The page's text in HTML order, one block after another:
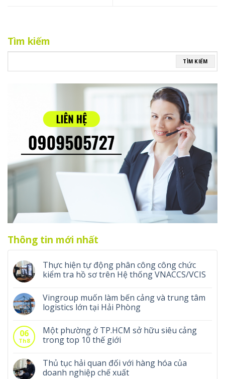
Tìm kiếm
TÌM KIẾM
Thông tin mới nhất
Thực hiện tự động phân công công chức
kiểm tra hồ sơ trên Hệ thống VNACCS/VCIS
Vingroup muốn làm bến cảng và trung tâm
logistics lớn tại Hải Phòng
06
Th8
Một phường ở TP.HCM sở hữu siêu cảng
trong top 10 thế giới
Thủ tục hải quan đối với hàng hóa của
doanh nghiệp chế xuất